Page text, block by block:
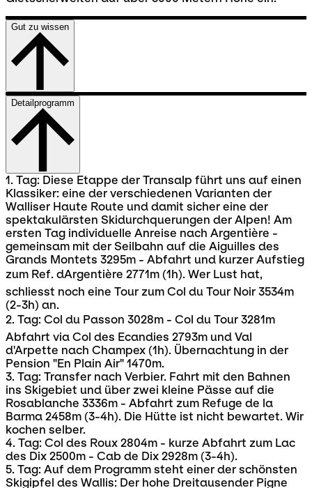
Gut zu wissen
Detailprogramm
1. Tag: Diese Etappe der Transalp führt uns auf einen
Klassiker: eine der verschiedenen Varianten der
Walliser Haute Route und damit sicher eine der
spektakulärsten Skidurchquerungen der Alpen! Am
ersten Tag individuelle Anreise nach Argentière -
gemeinsam mit der Seilbahn auf die Aiguilles des
Grands Montets 3295m - Abfahrt und kurzer Aufstieg
zum Ref. dArgentière 2771m (1h). Wer Lust hat,
schliesst noch eine Tour zum Col du Tour Noir 3534m
(2-3h) an.
2. Tag: Col du Passon 3028m - Col du Tour 3281m 
Abfahrt via Col des Ecandies 2793m und Val
d'Arpette nach Champex (1h). Übernachtung in der
Pension "En Plain Air" 1470m.
3. Tag: Transfer nach Verbier. Fahrt mit den Bahnen
ins Skigebiet und über zwei kleine Pässe auf die
Rosablanche 3336m - Abfahrt zum Refuge de la
Barma 2458m (3-4h). Die Hütte ist nicht bewartet. Wir
kochen selber.
4. Tag: Col des Roux 2804m - kurze Abfahrt zum Lac
des Dix 2500m - Cab de Dix 2928m (3-4h).
5. Tag: Auf dem Programm steht einer der schönsten
Skigipfel des Wallis: Der hohe Dreitausender Pigne